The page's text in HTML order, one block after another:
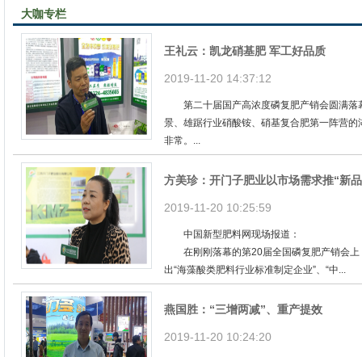
大咖专栏
王礼云：凯龙硝基肥 军工好品质
2019-11-20 14:37:12
第二十届国产高浓度磷复肥产销会圆满落
景、雄踞行业硝酸铵、硝基复合肥第一阵营
非常。...
方美珍：开门子肥业以市场需求推“新
2019-11-20 10:25:59
中国新型肥料网现场报道：
在刚刚落幕的第20届全国磷复肥产销会上
出“海藻酸类肥料行业标准制定企业”、“中...
燕国胜：“三增两减”、重产提效
2019-11-20 10:24:20